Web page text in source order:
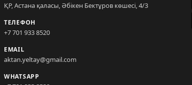
ҚР, Астана қаласы, Әбікен Бектұров көшесі, 4/3
ТЕЛЕФОН
+7 701 933 8520
EMAIL
aktan.yeltay@gmail.com
WHATSAPP